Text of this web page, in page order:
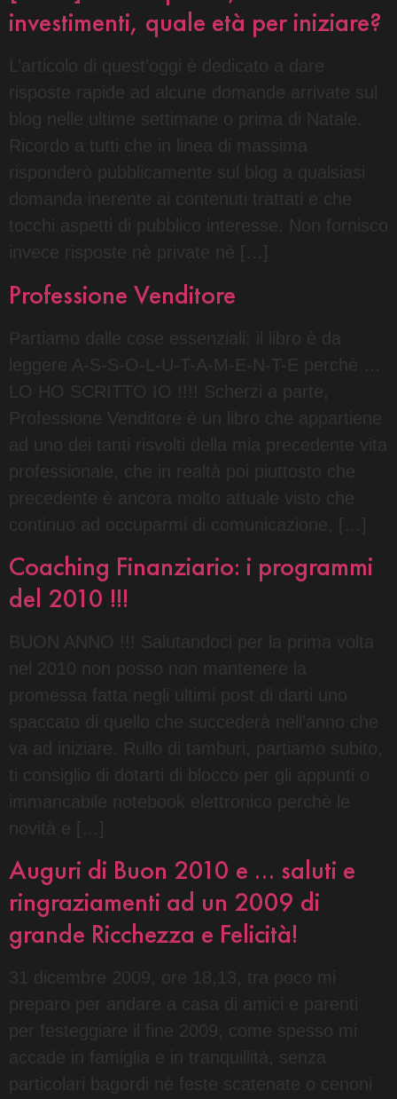
investimenti, quale età per iniziare?
L’articolo di quest’oggi è dedicato a dare
risposte rapide ad alcune domande arrivate sul
blog nelle ultime settimane o prima di Natale.
Ricordo a tutti che in linea di massima
risponderò pubblicamente sul blog a qualsiasi
tocchi aspetti di pubblico interesse. Non fornisco
invece risposte nè private nè […]
Professione Venditore
Partiamo dalle cose essenziali: il libro è da
leggere A-S-S-O-L-U-T-A-M-E-N-T-E perchè …
LO HO SCRITTO IO !!!! Scherzi a parte,
Professione Venditore è un libro che appartiene
ad uno dei tanti risvolti della mia precedente vita
professionale, che in realtà poi piuttosto che
precedente è ancora molto attuale visto che
continuo ad occuparmi di comunicazione, […]
Coaching Finanziario: i programmi
del 2010 !!!
BUON ANNO !!! Salutandoci per la prima volta
nel 2010 non posso non mantenere la
promessa fatta negli ultimi post di darti uno
spaccato di quello che succederà nell’anno che
va ad iniziare. Rullo di tamburi, partiamo subito,
ti consiglio di dotarti di blocco per gli appunti o
immancabile notebook elettronico perchè le
novità e […]
Auguri di Buon 2010 e … saluti e
ringraziamenti ad un 2009 di
grande Ricchezza e Felicità!
31 dicembre 2009, ore 18,13, tra poco mi
preparo per andare a casa di amici e parenti
per festeggiare il fine 2009, come spesso mi
accade in famiglia e in tranquillità, senza
particolari bagordi nè feste scatenate o cenoni